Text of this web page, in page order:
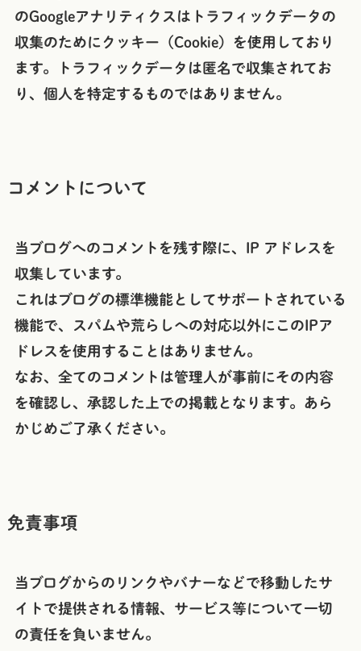
のGoogleアナリティクスはトラフィックデータの
収集のためにクッキー（Cookie）を使用しており
ます。トラフィックデータは匿名で収集されてお
り、個人を特定するものではありません。
コメントについて
当ブログへのコメントを残す際に、IP アドレスを
収集しています。
これはブログの標準機能としてサポートされている
機能で、スパムや荒らしへの対応以外にこのIPア
ドレスを使用することはありません。
なお、全てのコメントは管理人が事前にその内容
を確認し、承認した上での掲載となります。あら
かじめご了承ください。
免責事項
当ブログからのリンクやバナーなどで移動したサ
イトで提供される情報、サービス等について一切
の責任を負いません。